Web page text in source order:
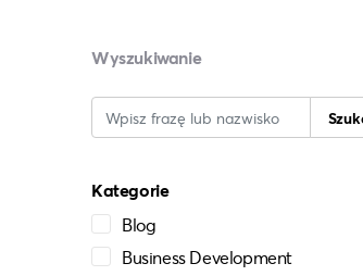
Wyszukiwanie
Kategorie
Blog
Business Development